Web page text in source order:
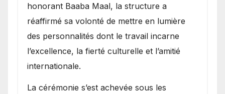
honorant Baaba Maal, la structure a
réaffirmé sa volonté de mettre en lumière
des personnalités dont le travail incarne
l’excellence, la fierté culturelle et l’amitié
internationale.
​La cérémonie s’est achevée sous les